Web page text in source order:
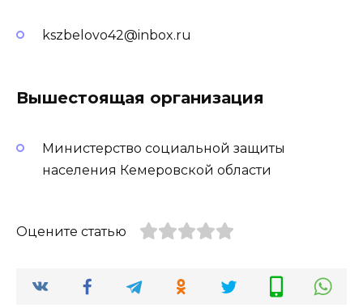
kszbelovo42@inbox.ru
Вышестоящая организация
Министерство социальной защиты
населения Кемеровской области
Оцените статью